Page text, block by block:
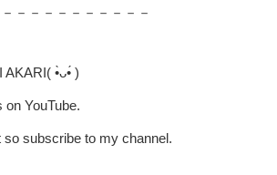
－－－－－－－－－－
•̀ᴗ•́ )ゞ
on YouTube.
so subscribe to my channel.